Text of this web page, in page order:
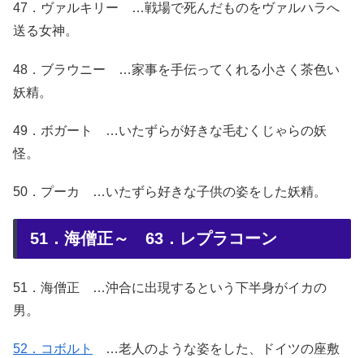
47．ヴァルキリー …戦場で死んだものをヴァルハラへ
送る女神。
48．ブラウニー …家事を手伝ってくれる小さく茶色い
妖精。
49．ボガート …いたずらが好きな毛むくじゃらの妖
怪。
50．プーカ …いたずら好きな子供の姿をした妖精。
51．海僧正～ 63．レプラコーン
51．海僧正 …沖合に出現するという下半身がイカの
男。
52．コボルト …老人のような姿をした、ドイツの座敷